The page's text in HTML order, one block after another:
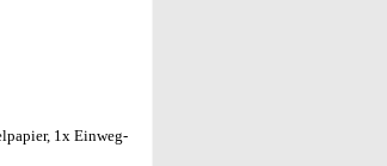
1x Einweg-